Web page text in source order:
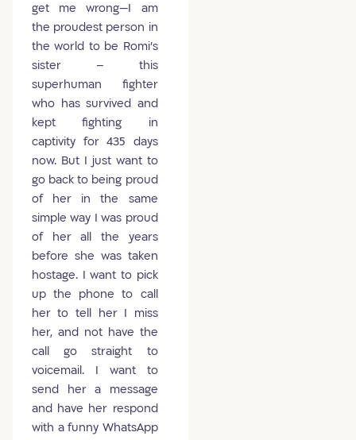
get me wrong—I am
the proudest person in
the world to be Romi’s
sister – this
superhuman fighter
who has survived and
kept fighting in
captivity for 435 days
now. But I just want to
go back to being proud
of her in the same
simple way I was proud
of her all the years
before she was taken
hostage. I want to pick
up the phone to call
her to tell her I miss
her, and not have the
call go straight to
voicemail. I want to
send her a message
and have her respond
with a funny WhatsApp